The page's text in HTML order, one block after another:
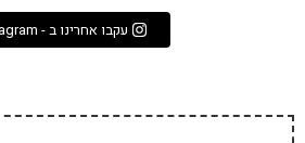
עקבו אחרינו ב - Instagram